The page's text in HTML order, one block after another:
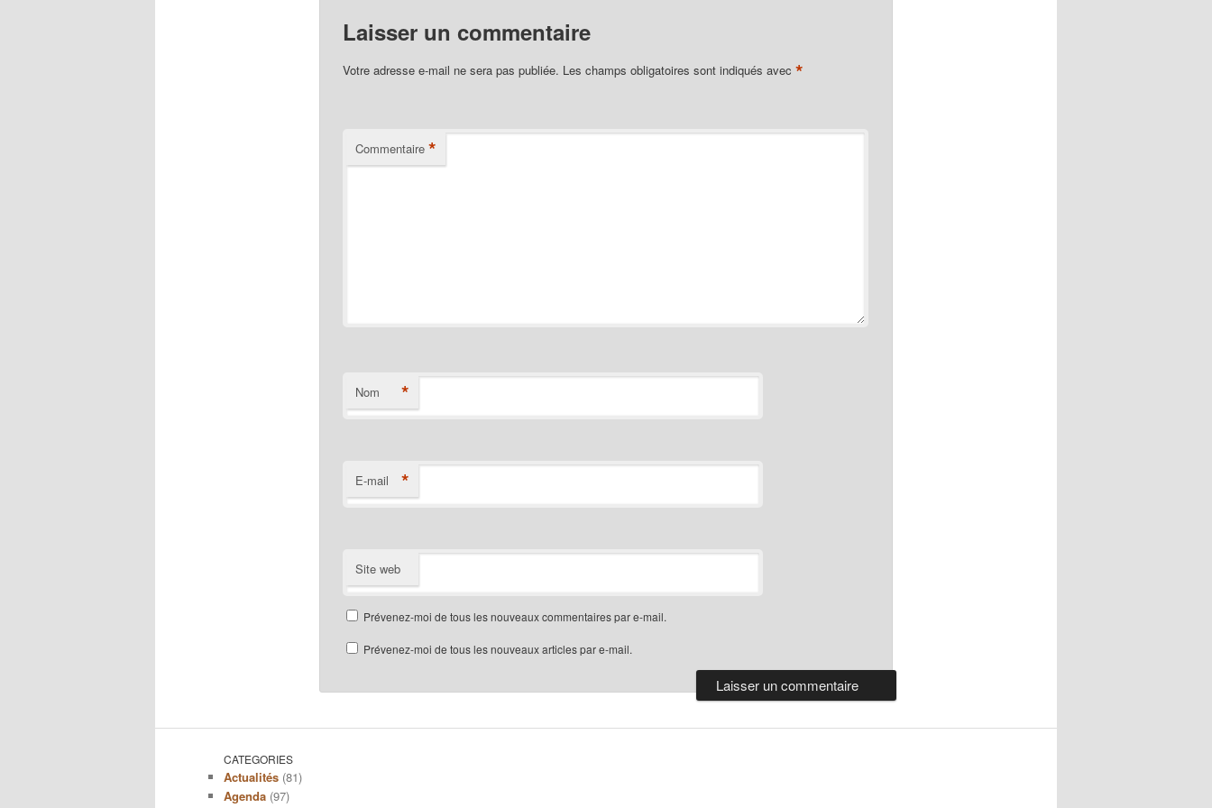
Laisser un commentaire
Votre adresse e-mail ne sera pas publiée. Les champs obligatoires sont indiqués avec *
Commentaire *
Nom *
E-mail *
Site web
Prévenez-moi de tous les nouveaux commentaires par e-mail.
Prévenez-moi de tous les nouveaux articles par e-mail.
CATEGORIES
Actualités (81)
Agenda (97)